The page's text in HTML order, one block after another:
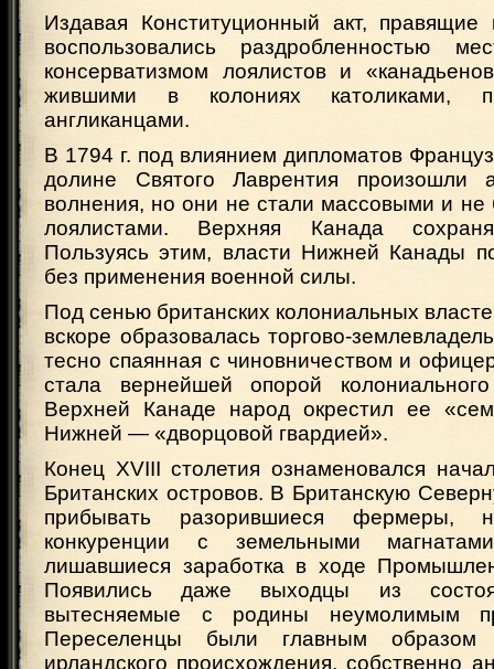
Издавая Конституционный акт, правящие
воспользовались раздробленностью
консерватизмом лоялистов и
жившими в колониях католиками,
англиканцами.
В 1794 г. под влиянием дипломатов
долине Святого Лаврентия произошли
волнения, но они не стали массовыми и
лоялистами. Верхняя Канада
Пользуясь этим, власти Нижней Канады
без применения военной силы.
Под сенью британских колониальных
вскоре образовалась торгово-
тесно спаянная с чиновничеством и
стала вернейшей опорой
Верхней Канаде народ окрестил ее
Нижней — «дворцовой гвардией».
Конец XVIII столетия ознаменовался
Британских островов. В Британскую
прибывать разорившиеся фермеры,
конкуренции с земельными
лишавшиеся заработка в ходе
Появились даже выходцы из
вытесняемые с родины неумолимым
Переселенцы были главным образом
ирландского происхождения, собственно